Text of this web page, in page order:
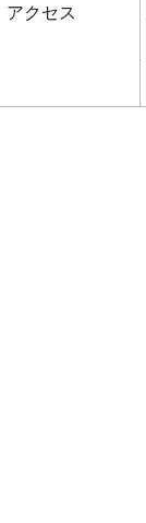
アクセス